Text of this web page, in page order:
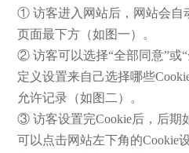
① 访客进入网站后，网站会自
页面最下方（如图一）。
② 访客可以选择“全部同意”或
定义设置来自己选择哪些
允许记录（如图二）。
③ 访客设置完Cookie后，后期
可以点击网站左下角的Cookie